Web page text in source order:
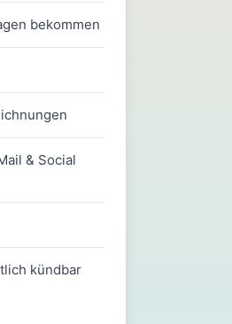
bekommen
& Social
kündbar